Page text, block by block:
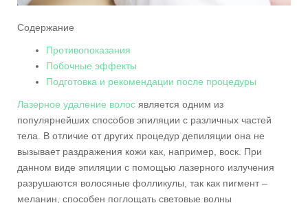
Содержание
Противопоказания
Побочные эффекты
Подготовка и рекомендации после процедуры
Лазерное удаление волос является одним из
популярнейших способов эпиляции с различных частей
тела. В отличие от других процедур депиляции она не
вызывает раздражения кожи как, например, воск. При
данном виде эпиляции с помощью лазерного излучения
разрушаются волосяные фолликулы, так как пигмент –
меланин, способен поглощать световые волны